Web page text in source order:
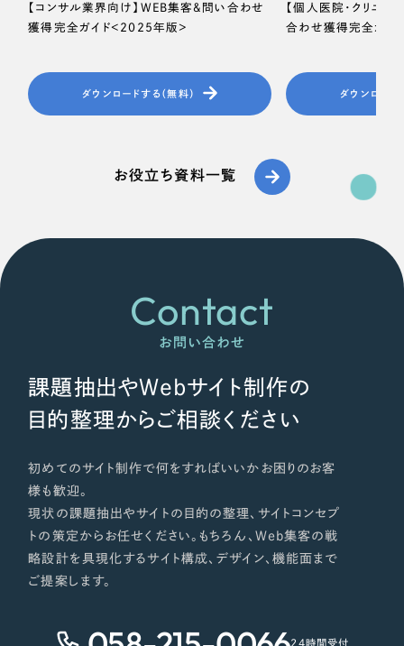
【コンサル業界向け】WEB集客＆問い合わせ
獲得完全ガイド＜2025年版＞
ダウンロードする（無料）
【個人医院・クリニッ
合わせ獲得完全ガイ
ダウンロード
お役立ち資料一覧
Contact
お問い合わせ
課題抽出やWebサイト制作の
目的整理からご相談ください
初めてのサイト制作で何をすればいいかお困りのお客
様も歓迎。
現状の課題抽出やサイトの目的の整理、サイトコンセプ
トの策定からお任せください。もちろん、Web集客の戦
略設計を具現化するサイト構成、デザイン、機能面まで
ご提案します。
24時間受付